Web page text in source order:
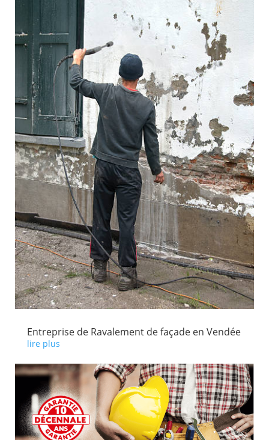
Entreprise de Ravalement de façade en Vendée
lire plus